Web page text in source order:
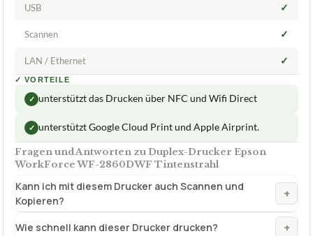
USB ✓
Scannen ✓
LAN / Ethernet ✓
✓ VORTEILE
✓ unterstützt das Drucken über NFC und Wifi Direct
✓ unterstützt Google Cloud Print und Apple Airprint.
Fragen und Antworten zu Duplex-Drucker Epson
WorkForce WF-2860DWF Tintenstrahl
Kann ich mit diesem Drucker auch Scannen und
Kopieren?
+
Wie schnell kann dieser Drucker drucken? +